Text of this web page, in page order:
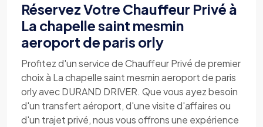
Réservez Votre Chauffeur Privé à
La chapelle saint mesmin
aeroport de paris orly
Profitez d'un service de Chauffeur Privé de premier
choix à La chapelle saint mesmin aeroport de paris
orly avec DURAND DRIVER. Que vous ayez besoin
d'un transfert aéroport, d'une visite d'affaires ou
d'un trajet privé, nous vous offrons une expérience